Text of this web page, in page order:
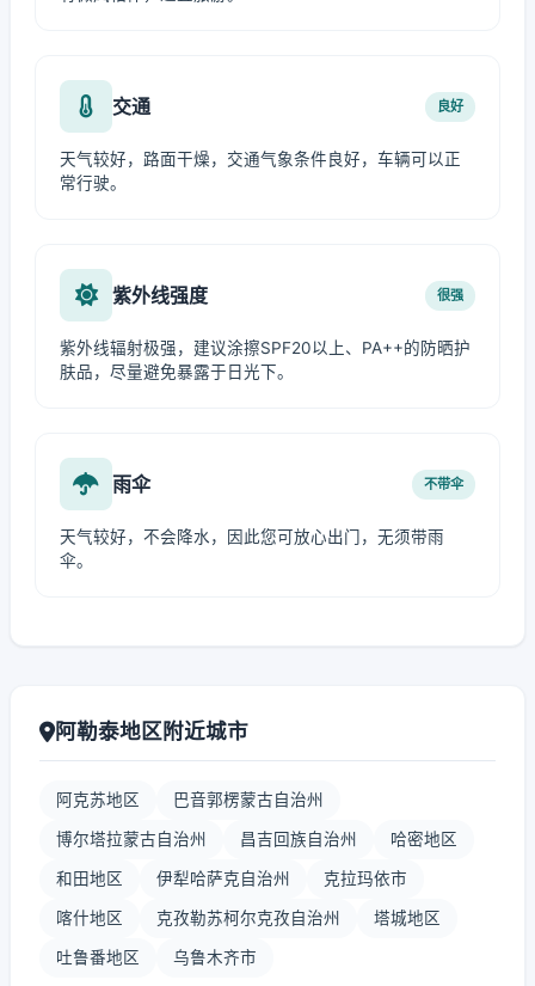
交通 良好
天气较好，路面干燥，交通气象条件良好，车辆可以正
常行驶。
紫外线强度 很强
紫外线辐射极强，建议涂擦SPF20以上、PA++的防晒护
肤品，尽量避免暴露于日光下。
雨伞 不带伞
天气较好，不会降水，因此您可放心出门，无须带雨
伞。
阿勒泰地区附近城市
阿克苏地区 巴音郭楞蒙古自治州
博尔塔拉蒙古自治州 昌吉回族自治州 哈密地区
和田地区 伊犁哈萨克自治州 克拉玛依市
喀什地区 克孜勒苏柯尔克孜自治州 塔城地区
吐鲁番地区 乌鲁木齐市